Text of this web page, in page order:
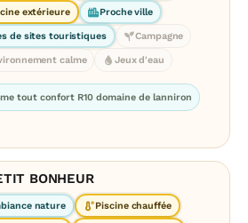
extérieure Proche ville
de sites touristiques Campagne
calme Jeux d'eau
tout confort R10 domaine de lanniron
BONHEUR
nature Piscine chauffée